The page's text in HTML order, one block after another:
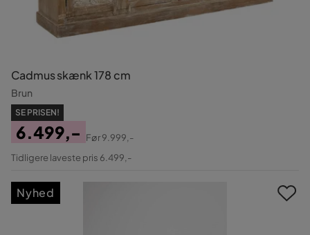
Cadmus skænk 178 cm
Brun
SE PRISEN!
Pris
6.499,-
Original
Før9.999,-
Tidligere laveste pris 6.499,-
Nyhed